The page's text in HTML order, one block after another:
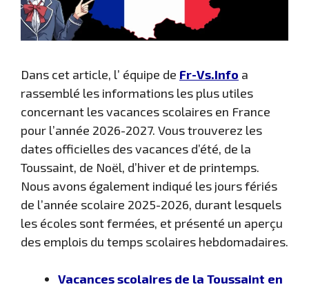
Dans cet article, l’ équipe de Fr-Vs.Info a
rassemblé les informations les plus utiles
concernant les vacances scolaires en France
pour l’année 2026-2027. Vous trouverez les
dates officielles des vacances d’été, de la
Toussaint, de Noël, d’hiver et de printemps.
Nous avons également indiqué les jours fériés
de l’année scolaire 2025-2026, durant lesquels
les écoles sont fermées, et présenté un aperçu
des emplois du temps scolaires hebdomadaires.
Vacances scolaires de la Toussaint en